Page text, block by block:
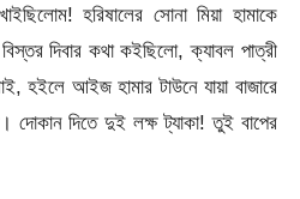
হরিষালের সোনা মিয়া হামাকে
দিবার কথা কইছিলো, ক্যাবল পাত্রী
হইলে আইজ হামার টাউনে যায়া বাজারে
দোকান দিতে দুই লক্ষ ট্যাকা! তুই বাপের